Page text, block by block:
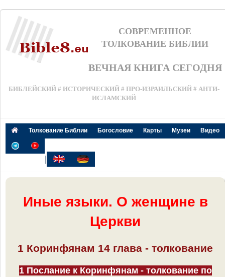
СОВРЕМЕННОЕ
ТОЛКОВАНИЕ БИБЛИИ
ВЕЧНАЯ КНИГА СЕГОДНЯ
БИБЛЕЙСКИЙ # ИСТОРИЧЕСКИЙ # ПРО-ИЗРАИЛЬСКИЙ # АНТИ-
ИСЛАМСКИЙ
Толкование Библии Богословие Карты Музеи Видео
|
Иные языки. О женщине в
Церкви
1 Коринфянам 14 глава - толкование
1 Послание к Коринфянам - толкование по